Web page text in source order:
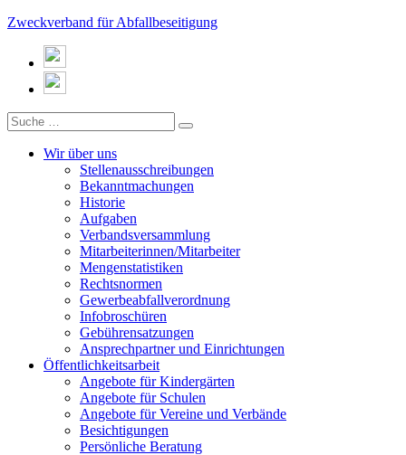
Zweckverband für Abfallbeseitigung
Wir über uns
Stellenausschreibungen
Bekanntmachungen
Historie
Aufgaben
Verbandsversammlung
Mitarbeiterinnen/Mitarbeiter
Mengenstatistiken
Rechtsnormen
Gewerbeabfallverordnung
Infobroschüren
Gebührensatzungen
Ansprechpartner und Einrichtungen
Öffentlichkeitsarbeit
Angebote für Kindergärten
Angebote für Schulen
Angebote für Vereine und Verbände
Besichtigungen
Persönliche Beratung